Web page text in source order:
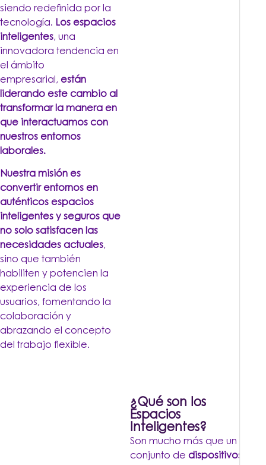
siendo redefinida por la
tecnología. Los espacios
inteligentes, una
innovadora tendencia en
el ámbito
empresarial, están
liderando este cambio al
transformar la manera en
que interactuamos con
nuestros entornos
laborales.
Nuestra misión es
convertir entornos en
auténticos espacios
inteligentes y seguros que
no solo satisfacen las
necesidades actuales,
sino que también
habiliten y potencien la
experiencia de los
usuarios, fomentando la
colaboración y
abrazando el concepto
del trabajo flexible.
¿Qué son los
Espacios
Inteligentes?
Son mucho más que un
conjunto de dispositivos